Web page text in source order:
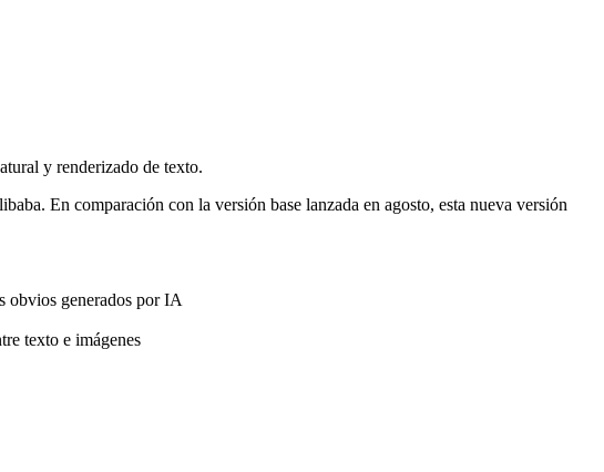
y renderizado de texto.
En comparación con la versión base lanzada en agosto, esta nueva versión
obvios generados por IA
texto e imágenes